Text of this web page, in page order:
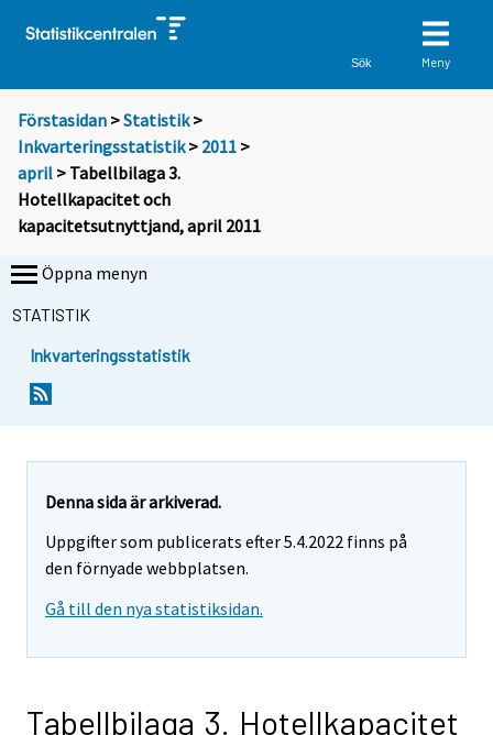
Sök Meny
Förstasidan >Statistik >
Inkvarteringsstatistik> 2011 >
april > Tabellbilaga 3.
Hotellkapacitet och
kapacitetsutnyttjand, april 2011
Öppna menyn
STATISTIK
Inkvarteringsstatistik
Denna sida är arkiverad.
Uppgifter som publicerats efter 5.4.2022 finns på
den förnyade webbplatsen.
Gå till den nya statistiksidan.
Tabellbilaga 3. Hotellkapacitet